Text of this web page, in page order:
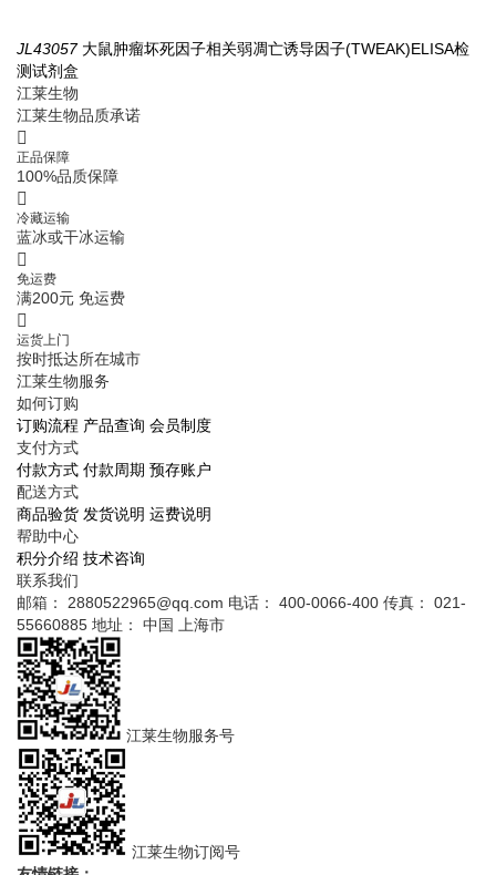
JL43057 大鼠肿瘤坏死因子相关弱凋亡诱导因子(TWEAK)ELISA检
测试剂盒
江莱生物
江莱生物品质承诺
正品保障
100%品质保障
冷藏运输
蓝冰或干冰运输
免运费
满200元 免运费
运货上门
按时抵达所在城市
江莱生物服务
如何订购
订购流程 产品查询 会员制度
支付方式
付款方式 付款周期 预存账户
配送方式
商品验货 发货说明 运费说明
帮助中心
积分介绍 技术咨询
联系我们
邮箱： 2880522965@qq.com 电话： 400-0066-400 传真： 021-
55660885 地址： 中国 上海市
江莱生物服务号
江莱生物订阅号